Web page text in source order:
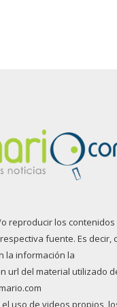
reproducir los contenidos
fuente. Es decir,
la información la
url del material utilizado
uso de videos propios,